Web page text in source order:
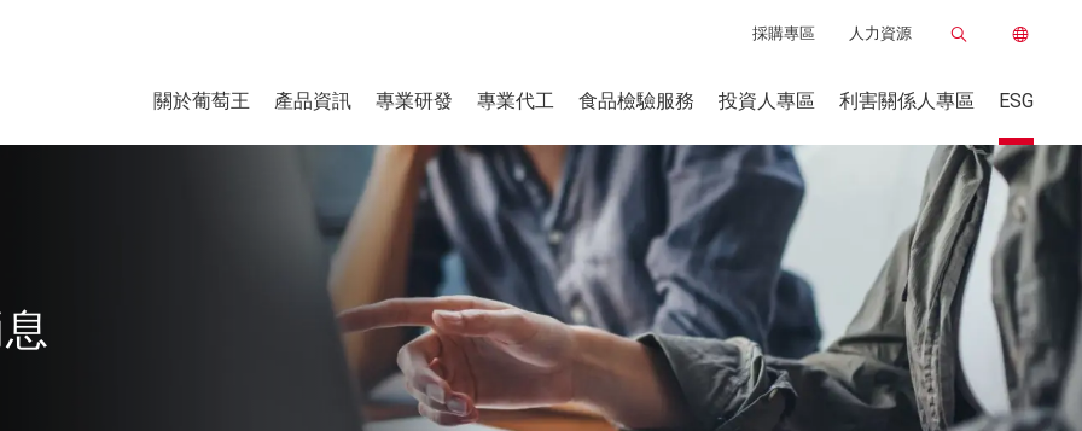
採購專區 人力資源
關於葡萄王 產品資訊 專業研發 專業代工 食品檢驗服務 投資人專區 利害關係人專區 ESG